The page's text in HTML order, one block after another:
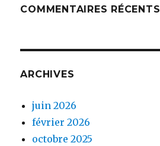
COMMENTAIRES RÉCENTS
ARCHIVES
juin 2026
février 2026
octobre 2025